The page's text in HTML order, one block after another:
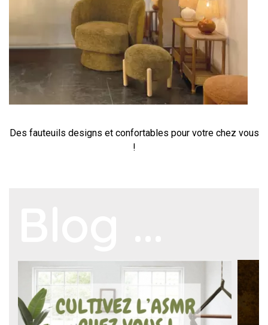
Des fauteuils designs et confortables pour votre chez vous
!